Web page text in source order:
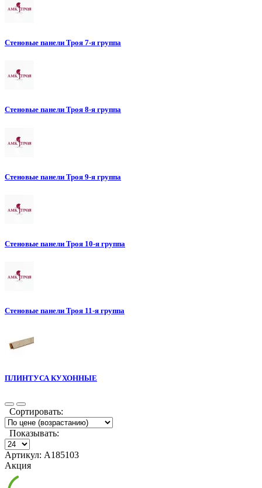
Стеновые панели Троя 7-я группа
Стеновые панели Троя 8-я группа
Стеновые панели Троя 9-я группа
Стеновые панели Троя 10-я группа
Стеновые панели Троя 11-я группа
ПЛИНТУСА КУХОННЫЕ
Сортировать:
Показывать:
Артикул: А185103
Акция